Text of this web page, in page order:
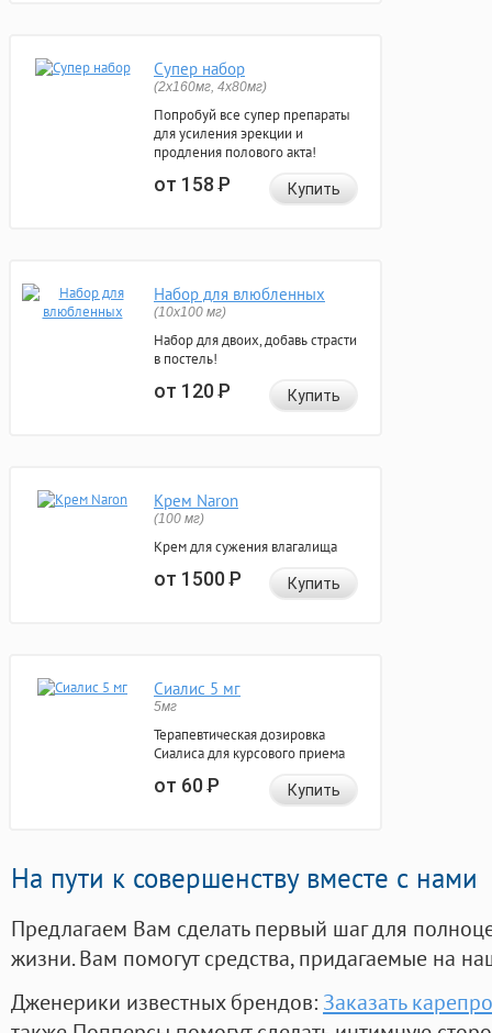
Супер набор
(2х160мг, 4х80мг)
Попробуй все супер препараты
для усиления эрекции и
продления полового акта!
от 158Р Купить
Набор для влюбленных
(10х100 мг)
Набор для двоих, добавь страсти
в постель!
от 120Р Купить
Крем Naron
(100 мг)
Крем для сужения влагалища
от 1500Р Купить
Сиалис 5 мг
5мг
Терапевтическая дозировка
Сиалиса для курсового приема
от 60Р Купить
На пути к совершенству вместе с нами
Предлагаем Вам сделать первый шаг для
жизни. Вам помогут средства, придагаемые на
Дженерики известных брендов: Заказать